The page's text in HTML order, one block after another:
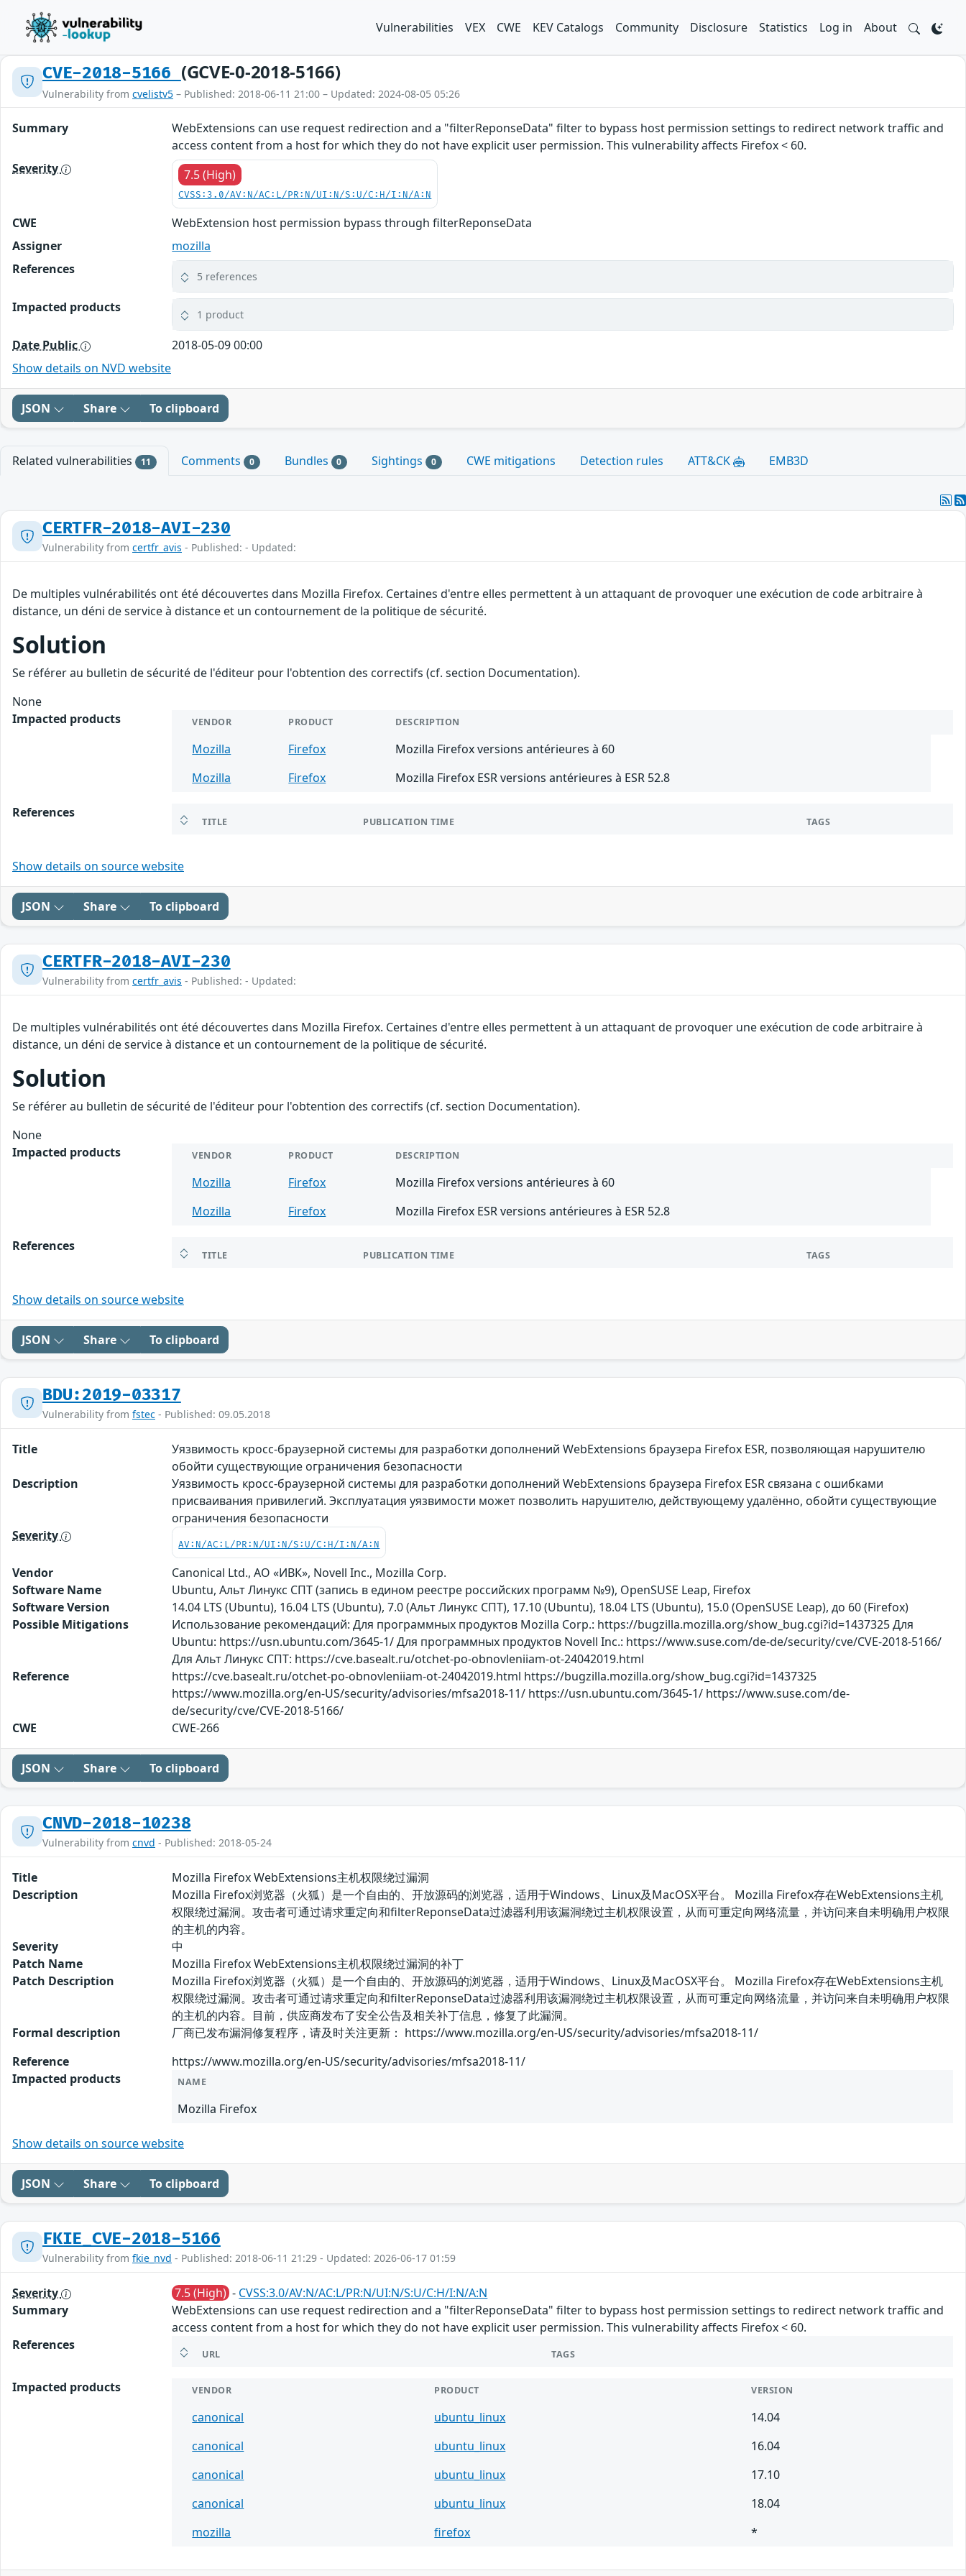
Vulnerabilities VEX CWE KEV Catalogs Community Disclosure Statistics Log in About
CVE-2018-5166 (GCVE-0-2018-5166)
Vulnerability from cvelistv5 – Published: 2018-06-11 21:00 – Updated: 2024-08-05 05:26
Summary
WebExtensions can use request redirection and a "filterReponseData" filter to bypass host permission settings to redirect network traffic and
access content from a host for which they do not have explicit user permission. This vulnerability affects Firefox < 60.
Severity
7.5 (High)
CVSS:3.0/AV:N/AC:L/PR:N/UI:N/S:U/C:H/I:N/A:N
CWE
WebExtension host permission bypass through filterReponseData
Assigner
mozilla
References
5 references
Impacted products 1 product
Date Public
2018-05-09 00:00
Show details on NVD website
JSON Share To clipboard
Related vulnerabilities 11 Comments 0 Bundles 0 Sightings 0 CWE mitigations Detection rules ATT&CK EMB3D
CERTFR-2018-AVI-230
Vulnerability from certfr_avis - Published: - Updated:
De multiples vulnérabilités ont été découvertes dans Mozilla Firefox. Certaines d'entre elles permettent à un attaquant de provoquer une exécution de code arbitraire à
distance, un déni de service à distance et un contournement de la politique de sécurité.
Solution
Se référer au bulletin de sécurité de l'éditeur pour l'obtention des correctifs (cf. section Documentation).
None
Impacted products
VENDOR PRODUCT DESCRIPTION
Mozilla Firefox
Mozilla Firefox versions antérieures à 60
Mozilla
Firefox Mozilla Firefox ESR versions antérieures à ESR 52.8
References
TITLE PUBLICATION TIME TAGS
Show details on source website
JSON Share To clipboard
CERTFR-2018-AVI-230
Vulnerability from certfr_avis - Published: - Updated:
De multiples vulnérabilités ont été découvertes dans Mozilla Firefox. Certaines d'entre elles permettent à un attaquant de provoquer une exécution de code arbitraire à
distance, un déni de service à distance et un contournement de la politique de sécurité.
Solution
Se référer au bulletin de sécurité de l'éditeur pour l'obtention des correctifs (cf. section Documentation).
None
Impacted products
VENDOR PRODUCT DESCRIPTION
Mozilla Firefox
Mozilla Firefox versions antérieures à 60
Mozilla
Firefox Mozilla Firefox ESR versions antérieures à ESR 52.8
References
TITLE PUBLICATION TIME TAGS
Show details on source website
JSON Share To clipboard
BDU:2019-03317
Vulnerability from fstec - Published: 09.05.2018
Title
Уязвимость кросс-браузерной системы для разработки дополнений WebExtensions браузера Firefox ESR, позволяющая нарушителю
обойти существующие ограничения безопасности
Description
Уязвимость кросс-браузерной системы для разработки дополнений WebExtensions браузера Firefox ESR связана с ошибками
присваивания привилегий. Эксплуатация уязвимости может позволить нарушителю, действующему удалённо, обойти существующие
ограничения безопасности
Severity
AV:N/AC:L/PR:N/UI:N/S:U/C:H/I:N/A:N
Vendor
Canonical Ltd., АО «ИВК», Novell Inc., Mozilla Corp.
Software Name
Ubuntu, Альт Линукс СПТ (запись в едином реестре российских программ №9), OpenSUSE Leap, Firefox
Software Version
14.04 LTS (Ubuntu), 16.04 LTS (Ubuntu), 7.0 (Альт Линукс СПТ), 17.10 (Ubuntu), 18.04 LTS (Ubuntu), 15.0 (OpenSUSE Leap), до 60 (Firefox)
Possible Mitigations
Использование рекомендаций: Для программных продуктов Mozilla Corp.: https://bugzilla.mozilla.org/show_bug.cgi?id=1437325 Для
Ubuntu: https://usn.ubuntu.com/3645-1/ Для программных продуктов Novell Inc.: https://www.suse.com/de-de/security/cve/CVE-2018-5166/
Для Альт Линукс СПТ: https://cve.basealt.ru/otchet-po-obnovleniiam-ot-24042019.html
Reference
https://cve.basealt.ru/otchet-po-obnovleniiam-ot-24042019.html https://bugzilla.mozilla.org/show_bug.cgi?id=1437325
https://www.mozilla.org/en-US/security/advisories/mfsa2018-11/ https://usn.ubuntu.com/3645-1/ https://www.suse.com/de-
de/security/cve/CVE-2018-5166/
CWE
CWE-266
JSON Share To clipboard
CNVD-2018-10238
Vulnerability from cnvd - Published: 2018-05-24
Title
Mozilla Firefox WebExtensions主机权限绕过漏洞
Description
Mozilla Firefox浏览器（火狐）是一个自由的、开放源码的浏览器，适用于Windows、Linux及MacOSX平台。 Mozilla Firefox存在WebExtensions主机
权限绕过漏洞。攻击者可通过请求重定向和filterReponseData过滤器利用该漏洞绕过主机权限设置，从而可重定向网络流量，并访问来自未明确用户权限
的主机的内容。
Severity
中
Patch Name
Mozilla Firefox WebExtensions主机权限绕过漏洞的补丁
Patch Description
Mozilla Firefox浏览器（火狐）是一个自由的、开放源码的浏览器，适用于Windows、Linux及MacOSX平台。 Mozilla Firefox存在WebExtensions主机
权限绕过漏洞。攻击者可通过请求重定向和filterReponseData过滤器利用该漏洞绕过主机权限设置，从而可重定向网络流量，并访问来自未明确用户权限
的主机的内容。目前，供应商发布了安全公告及相关补丁信息，修复了此漏洞。
Formal description
厂商已发布漏洞修复程序，请及时关注更新： https://www.mozilla.org/en-US/security/advisories/mfsa2018-11/
Reference
https://www.mozilla.org/en-US/security/advisories/mfsa2018-11/
Impacted products
NAME
Mozilla Firefox
Show details on source website
JSON Share To clipboard
FKIE_CVE-2018-5166
Vulnerability from fkie_nvd - Published: 2018-06-11 21:29 - Updated: 2026-06-17 01:59
Severity 7.5 (High) - CVSS:3.0/AV:N/AC:L/PR:N/UI:N/S:U/C:H/I:N/A:N
Summary
WebExtensions can use request redirection and a "filterReponseData" filter to bypass host permission settings to redirect network traffic and
access content from a host for which they do not have explicit user permission. This vulnerability affects Firefox < 60.
References
URL TAGS
Impacted products VENDOR PRODUCT VERSION
canonical ubuntu_linux
14.04
canonical
ubuntu_linux
16.04
canonical
ubuntu_linux
17.10
canonical
ubuntu_linux
18.04
mozilla
firefox *